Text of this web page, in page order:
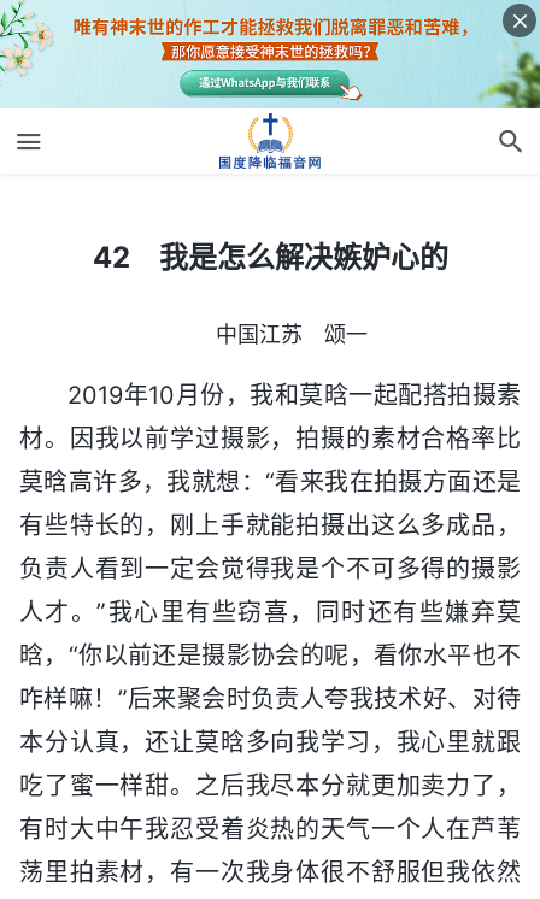
42 我是怎么解决嫉妒心的
中国江苏 颂一
2019年10月份，我和莫晗一起配搭拍摄素
材。因我以前学过摄影，拍摄的素材合格率比
莫晗高许多，我就想：“看来我在拍摄方面还是
有些特长的，刚上手就能拍摄出这么多成品，
负责人看到一定会觉得我是个不可多得的摄影
人才。”我心里有些窃喜，同时还有些嫌弃莫
晗，“你以前还是摄影协会的呢，看你水平也不
咋样嘛！”后来聚会时负责人夸我技术好、对待
本分认真，还让莫晗多向我学习，我心里就跟
吃了蜜一样甜。之后我尽本分就更加卖力了，
有时大中午我忍受着炎热的天气一个人在芦苇
荡里拍素材，有一次我身体很不舒服但我依然